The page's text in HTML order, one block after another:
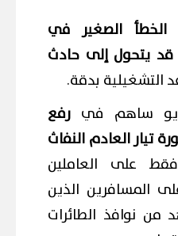
الخطأ الصغير في
قد يتحول إلى حادث
التشغيلية بدقة.
ساهم في رفع
تيار العادم النفاث
على العاملين
المسافرين الذين
من نوافذ الطائرات